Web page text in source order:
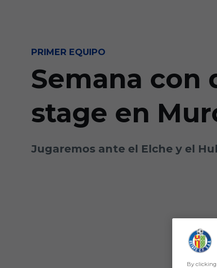
PRIMER EQUIPO
Semana con
stage en
Jugaremos ante el Elche y el
By clicking